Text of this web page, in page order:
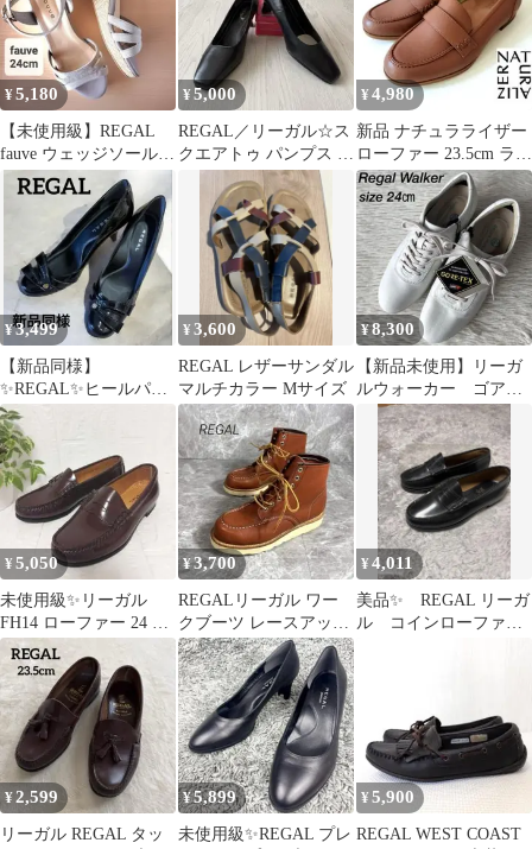
¥5,180
【未使用級】REGAL
fauve ウェッジソールサ
ンダル 24cm グレー
¥5,000
REGAL／リーガル☆ス
クエアトゥ パンプス 冠
婚葬祭 フォーマル オケ
ージョン
¥ 4,980
新品 ナチュラライザー
ローファー 23.5cm ライ
トブラウン モカ N712
¥3,499
【新品同様】
✨REGAL✨ヒールパン
プス ブラック 美
品 23㎝ 靴
¥3,600
REGAL レザーサンダル
マルチカラー Mサイズ
¥8,300
【新品未使用】リーガ
ルウォーカー ゴアテ
ックス レースアップ
レザースニーカー
¥5,050
未使用級✨リーガル
FH14 ローファー 24 ブ
ラウン 本革 幅広 通勤
通学
¥3,700
REGALリーガル ワー
クブーツ レースアップ
アウトソール25㎝ レザ
ー
¥4,011
美品✨ REGAL リーガ
ル コインローファ
¥2,599
リーガル REGAL タッ
¥5,899
未使用級✨REGAL プレ
¥5,900
REGAL WEST COAST